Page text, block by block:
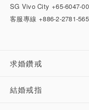
SG Vivo City +65-6047-
客服專線 +886-2-2781-
求婚鑽戒
結婚戒指